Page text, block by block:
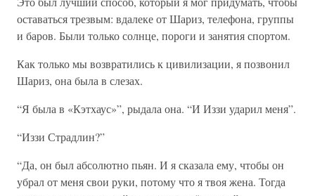
оставаться трезвым: вдалеке от Шариз, телефона, группы
и баров. Были только солнце, пороги и занятия спортом.
Как только мы возвратились к цивилизации, я позвонил
Шариз, она была в слезах.
“Я была в «Кэтхаус»”, рыдала она. “И Иззи ударил меня”.
“Иззи Страдлин?”
“Да, он был абсолютно пьян. И я сказала ему, чтобы он
убрал от меня свои руки, потому что я твоя жена. Тогда